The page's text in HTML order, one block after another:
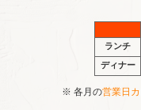
ランチ
ディナー
※ 各月の営業日